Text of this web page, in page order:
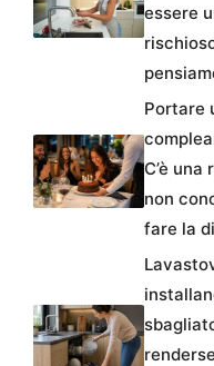
essere
Portare
C’è
non
fare la